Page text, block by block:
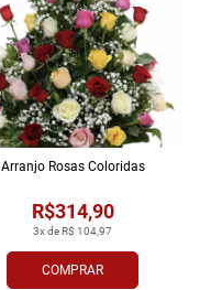
COMPRAR
3x de R$ 104,97
R$314,90
Arranjo Rosas Coloridas